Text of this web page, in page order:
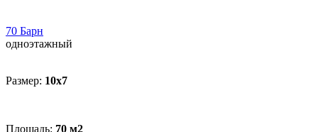
70 Барн
одноэтажный
Размер: 10х7
Площадь: 70 м2